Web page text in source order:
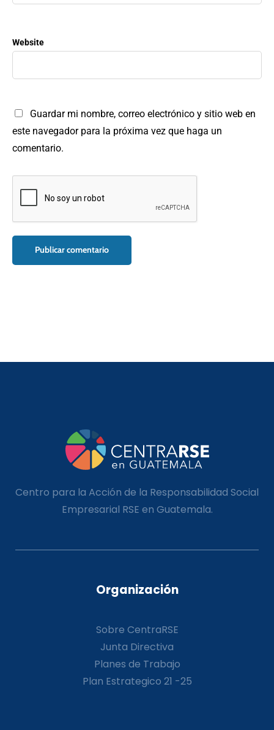
Website
Guardar mi nombre, correo electrónico y sitio web en
este navegador para la próxima vez que haga un
comentario.
Centro para la Acción de la Responsabilidad Social
Empresarial RSE en Guatemala.
Organización
Sobre CentraRSE
Junta Directiva
Planes de Trabajo
Plan Estrategico 21 -25